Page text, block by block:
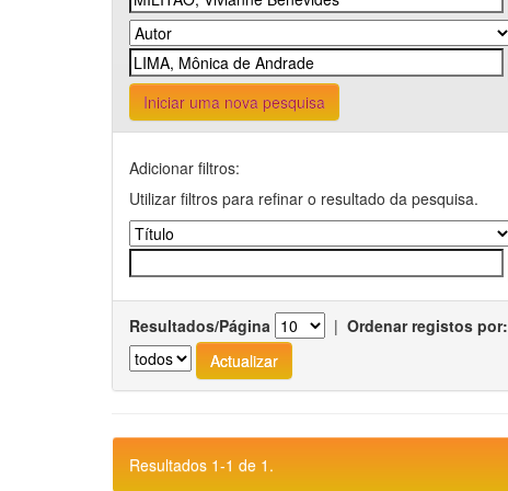
Iniciar uma nova pesquisa
Adicionar filtros:
Utilizar filtros para refinar o resultado da pesquisa.
Resultados/Página | Ordenar registos por:
Resultados 1-1 de 1.